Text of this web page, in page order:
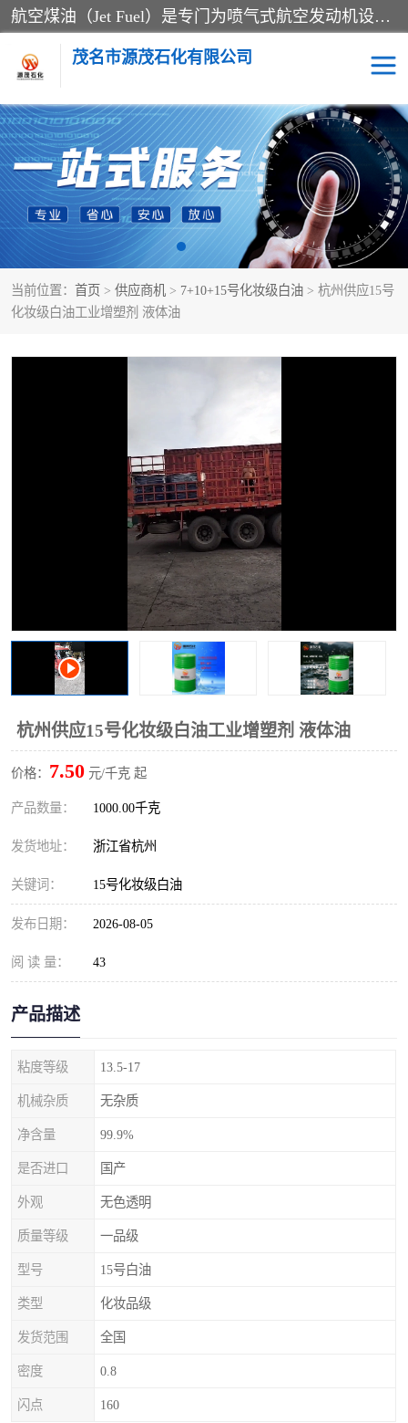
航空煤油（Jet Fuel）是专门为喷气式航空发动机设计的高纯度燃料，主要分为Jet A、Jet A-1和Jet B等类型。其特点是闪点高、低温流动性好，并添加了抗静电剂和抗氧化剂以确保飞行安全。航空煤油需
茂名市源茂石化有限公司
当前位置： 首页 > 供应商机 > 7+10+15号化妆级白油 > 杭州供应15号
化妆级白油工业增塑剂 液体油
杭州供应15号化妆级白油工业增塑剂 液体油
价格： 7.50 元/千克 起
产品数量： 1000.00千克
发货地址： 浙江省杭州
关键词： 15号化妆级白油
发布日期： 2026-08-05
阅 读 量： 43
产品描述
粘度等级 13.5-17
机械杂质 无杂质
净含量 99.9%
是否进口 国产
外观 无色透明
质量等级 一品级
型号 15号白油
类型 化妆品级
发货范围 全国
密度 0.8
闪点 160
RP3航空煤油 D20+D30溶剂油
D40+D60溶剂油 D80+D100溶剂油
6号+120号溶剂油 260号溶剂油
异构烷烃 天然乳胶